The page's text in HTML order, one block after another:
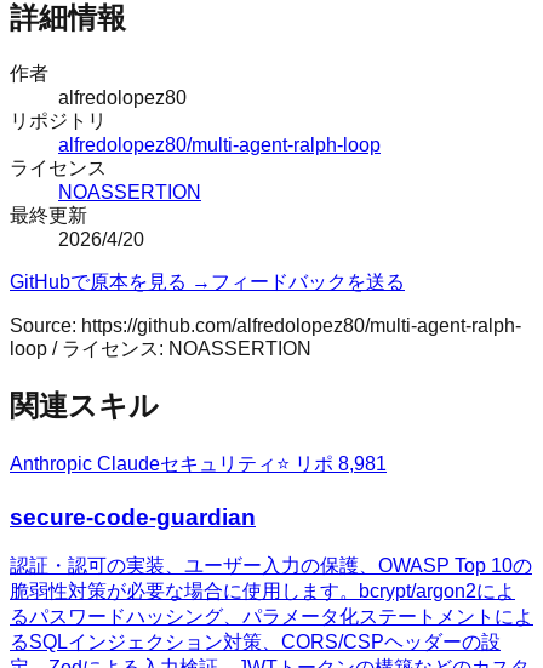
詳細情報
作者
alfredolopez80
リポジトリ
alfredolopez80/multi-agent-ralph-loop
ライセンス
NOASSERTION
最終更新
2026/4/20
GitHubで原本を見る → フィードバックを送る
Source: https://github.com/alfredolopez80/multi-agent-ralph-
loop / ライセンス: NOASSERTION
関連スキル
Anthropic Claudeセキュリティ ⭐ リポ 8,981
secure-code-guardian
認証・認可の実装、ユーザー入力の保護、OWASP Top 10の
脆弱性対策が必要な場合に使用します。bcrypt/argon2によ
るパスワードハッシング、パラメータ化ステートメントによ
るSQLインジェクション対策、CORS/CSPヘッダーの設